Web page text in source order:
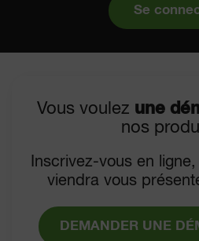
Se
Vous voulez une
nos
Inscrivez-vous en
viendra vous
DEMANDER UNE